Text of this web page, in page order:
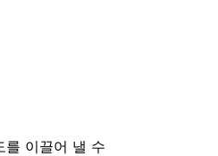
를 이끌어 낼 수